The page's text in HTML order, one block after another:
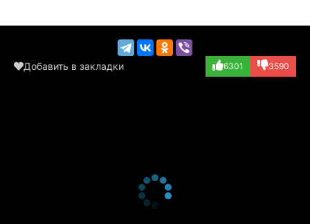
Добавить в закладки 6301 3590